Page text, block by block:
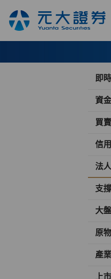
即
資
買
信
法
支
大
原
產
上